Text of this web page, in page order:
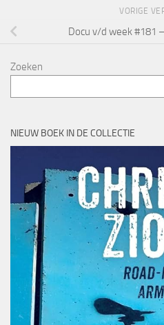
VORIGE
Docu v/d week #181
Zoeken
NIEUW BOEK IN DE COLLECTIE